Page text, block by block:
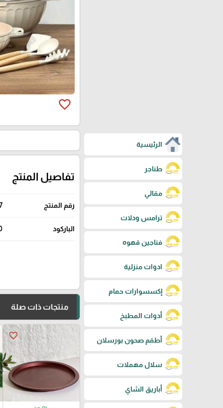
الرئيسية
طناجر
مقالي
ترامس ودلات
فناجين قهوه
ادوات منزلية
إكسسوارات حمام
أدوات المطبخ
أطقم صحون بورسلان
سلال مهملات
أباريق الشاي
favorite_border
تفاصيل المنتج
رقم المنتج
الباركود
منتجات ذات صلة
favorite_border